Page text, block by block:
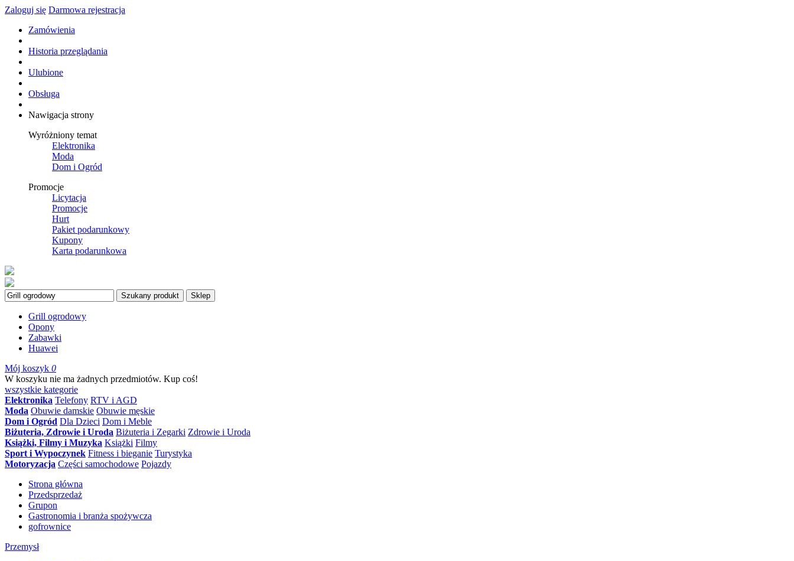
Zaloguj się Darmowa rejestracja
Zamówienia
Historia przeglądania
Ulubione
Obsługa
Nawigacja strony
Wyróżniony temat
Elektronika
Moda
Dom i Ogród
Promocje
Licytacja
Promocje
Hurt
Pakiet podarunkowy
Kupony
Karta podarunkowa
Szukany produkt Sklep
Grill ogrodowy
Opony
Zabawki
Huawei
Mój koszyk 0
W koszyku nie ma żadnych przedmiotów. Kup coś!
wszystkie kategorie
Elektronika Telefony RTV i AGD
Moda Obuwie damskie Obuwie męskie
Dom i Ogród Dla Dzieci Dom i Meble
Biżuteria, Zdrowie i Uroda Biżuteria i Zegarki Zdrowie i Uroda
Książki, Filmy i Muzyka Książki Filmy
Sport i Wypoczynek Fitness i bieganie Turystyka
Motoryzacja Części samochodowe Pojazdy
Strona główna
Przedsprzedaż
Grupon
Gastronomia i branża spożywcza
gofrownice
Przemysł